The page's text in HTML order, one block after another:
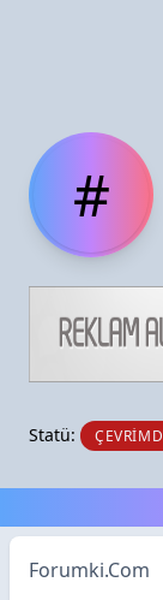
#
Statü:
Forumki.Com